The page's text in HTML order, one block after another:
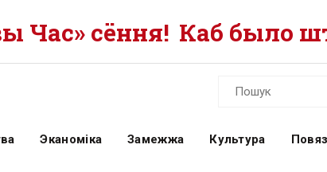
Час» сёння! Каб было
Эканоміка Замежжа Культура